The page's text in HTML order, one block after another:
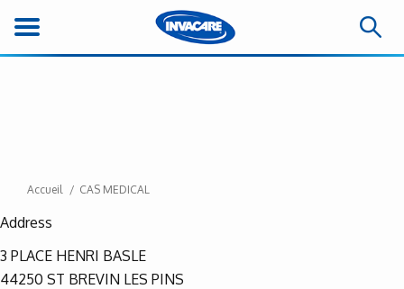
Accueil CAS MEDICAL
Address
3 PLACE HENRI BASLE
44250 ST BREVIN LES PINS